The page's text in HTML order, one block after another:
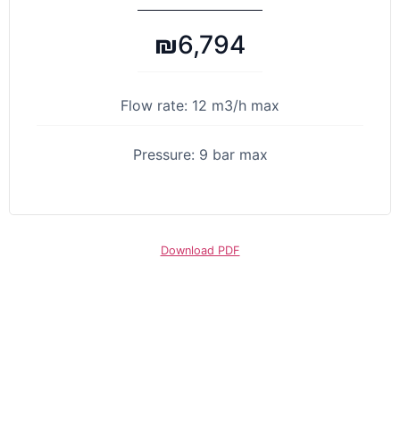
₪6,794
Flow rate: 12 m3/h max
Pressure: 9 bar max
Download PDF